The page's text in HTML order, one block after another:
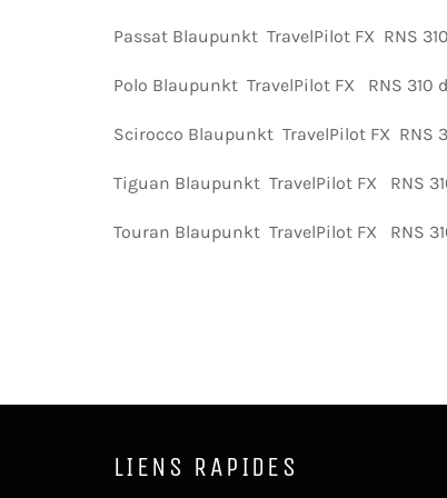
Passat Blaupunkt TravelPilot FX RNS
Polo Blaupunkt TravelPilot FX RNS 310
Scirocco Blaupunkt TravelPilot FX RNS
Tiguan Blaupunkt TravelPilot FX RNS
Touran Blaupunkt TravelPilot FX RNS
LIENS RAPIDES